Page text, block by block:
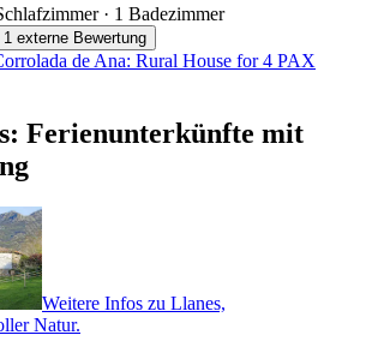
· 1 Badezimmer
1 externe Bewertung
de Ana: Rural House for 4 PAX
Ferienunterkünfte mit
Weitere Infos zu Llanes,
Natur.